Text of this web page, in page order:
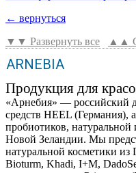
← вернуться
▼▼ Развернуть все
▲▲
ARNEBIA
Продукция для
«Арнебия» — российский
средств HEEL (Германия),
пробиотиков,
Новой Зеландии. Мы
натуральной косметики из
Bioturm, Khadi, I+M,